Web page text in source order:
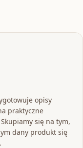
opisy
praktyczne
się na tym,
dany produkt się